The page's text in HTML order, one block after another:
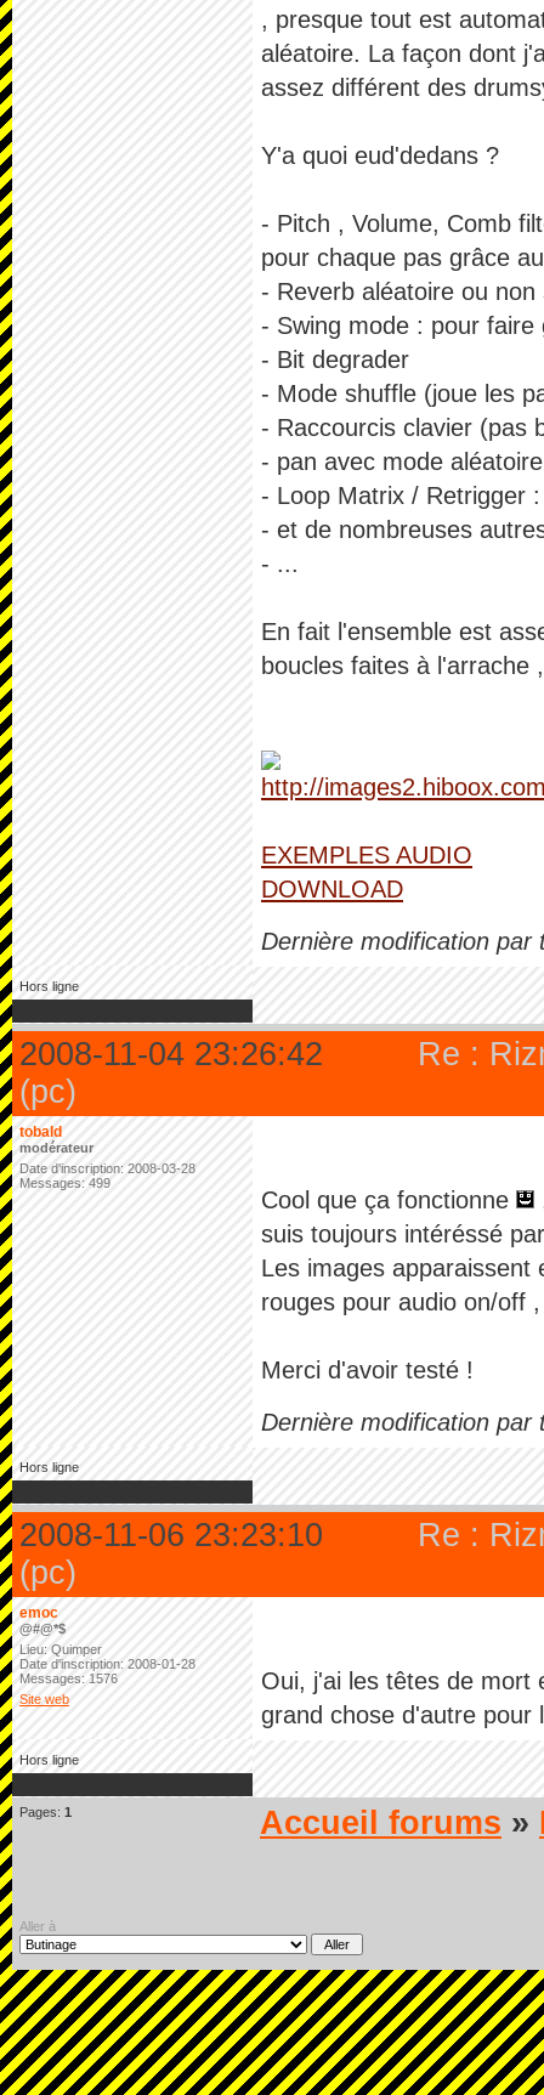
, presque tout est
aléatoire. La façon dont
assez différent des
Y'a quoi eud'dedans ?
- Pitch , Volume, Comb
pour chaque pas grâce
- Reverb aléatoire ou
- Swing mode : pour
- Bit degrader
- Mode shuffle (joue les
- Raccourcis clavier (pas
- pan avec mode aléatoire
- Loop Matrix / Retrigger
- et de nombreuses
- ...
En fait l'ensemble est
boucles faites à l'arrache
EXEMPLES AUDIO
DOWNLOAD
Dernière modification par
Hors ligne
2008-11-04 23:26:42
Re :
(pc)
tobald
modérateur
Date d'inscription: 2008-03-28
Messages: 499
Cool que ça fonctionne
suis toujours intéréssé
Les images
rouges pour audio on/off
Merci d'avoir testé !
Dernière modification par
Hors ligne
2008-11-06 23:23:10
Re :
(pc)
emoc
@#@*$
Lieu: Quimper
Date d'inscription: 2008-01-28
Messages: 1576
Site web
Oui, j'ai les têtes de mort
grand chose d'autre pour
Hors ligne
Pages: 1 Accueil forums »
Aller à